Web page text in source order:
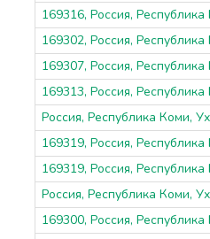
169316, Россия,
169302, Россия,
169307, Россия,
169313, Россия,
Россия, Республика Коми,
169319, Россия,
169319, Россия,
Россия, Республика Коми,
169300, Россия,